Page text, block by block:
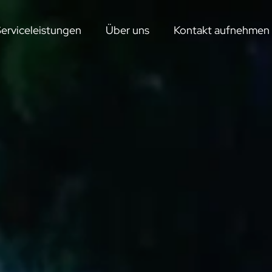
Über uns Kontakt aufnehmen